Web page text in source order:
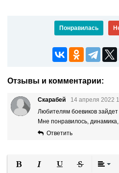
Понравилась
Отзывы и комментарии:
Скарабей
14 апреля 2022
Любителям боевиков
Мне понравилось,
Ответить